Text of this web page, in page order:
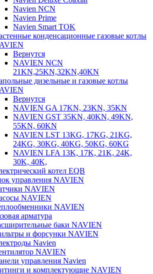
Navien NCN
Navien Prime
Navien Smart TOK
конденсационные газовые котлы
Вернутся
NAVIEN NCN
21KN,25KN,32KN,40KN
дизельные и газовые котлы
Вернутся
NAVIEN GA 17KN, 23KN, 35KN
NAVIEN GST 35KN, 40KN, 49KN,
55KN, 60KN
NAVIEN LST 13KG, 17KG, 21KG,
24KG, 30KG, 40KG, 50KG, 60KG
NAVIEN LFA 13K, 17K, 21K, 24K,
30K, 40K,
котел EQB
управления NAVIEN
NAVIEN
NAVIEN
NAVIEN
арматура
баки NAVIEN
и форсунки NAVIEN
Navien
NAVIEN
управления Navien
и комплектующие NAVIEN